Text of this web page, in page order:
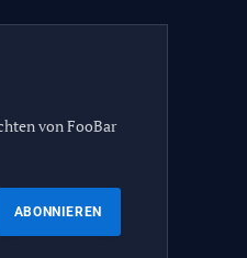
von FooBar